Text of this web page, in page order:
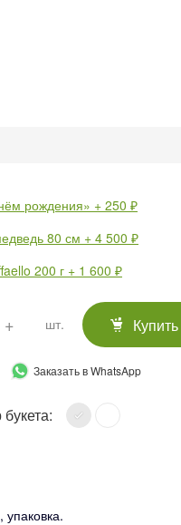
рождения» + 250 ₽
80 см + 4 500 ₽
200 г + 1 600 ₽
+ шт. Купить
Заказать в WhatsApp